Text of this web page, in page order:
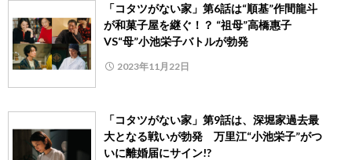
「コタツがない家」第6話は“順基”作間龍斗
が和菓子屋を継ぐ！？ “祖母”高橋惠子
VS“母”小池栄子バトルが勃発
2023年11月22日
「コタツがない家」第9話は、深堀家過去最
大となる戦いが勃発 万里江“小池栄子”がつ
いに離婚届にサイン!?